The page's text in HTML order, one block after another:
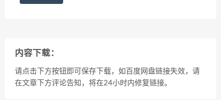
内容下载：
请点击下方按钮即可保存下载，如百度网盘链接失效，请
在文章下方评论告知，将在24小时内修复链接。